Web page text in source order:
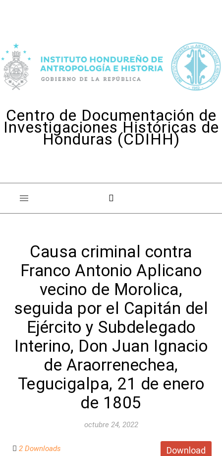
Centro de Documentación de
Investigaciones Históricas de
Honduras (CDIHH)
Causa criminal contra
Franco Antonio Aplicano
vecino de Morolica,
seguida por el Capitán del
Ejército y Subdelegado
Interino, Don Juan Ignacio
de Araorrenechea,
Tegucigalpa, 21 de enero
de 1805
octubre 24, 2022
Download
2 Downloads